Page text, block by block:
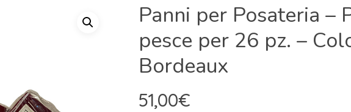
Panni per Posateria –
pesce per 26 pz. –
Bordeaux
51,00€